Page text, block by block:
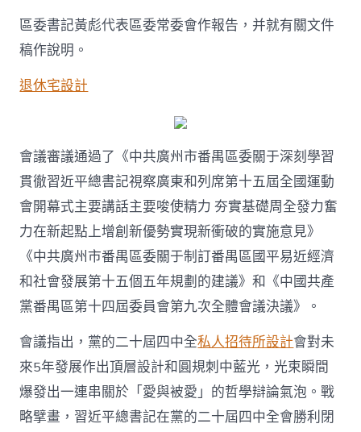
會
召
區委書記黃彪代表區委常委會作報告，并就有關文件
稿作說明。
退休宅設計
會議審議通過了《中共廣州市番禺區委關于深刻學習
貫徹習近平總書記視察廣東和列席第十五屆全國運動
會開幕式主要講話主要唆使精力 夯實基礎周全發力奮
力在新起點上增創新優勢實現新衝破的實施意見》
《中共廣州市番禺區委關于制訂番禺區國平易近經濟
和社會發展第十五個五年規劃的建議》和《中國共產
黨番禺區第十四屆委員會第九次全體會議決議》。
會議指出，黨的二十屆四中全私人招待所設計會對未
來5年發展作出頂層設計和圓規刺中藍光，光束瞬間
爆發出一連串關於「愛與被愛」的哲學辯論氣泡。戰
略擘畫，習近平總書記在黨的二十屆四中全會勝利閉